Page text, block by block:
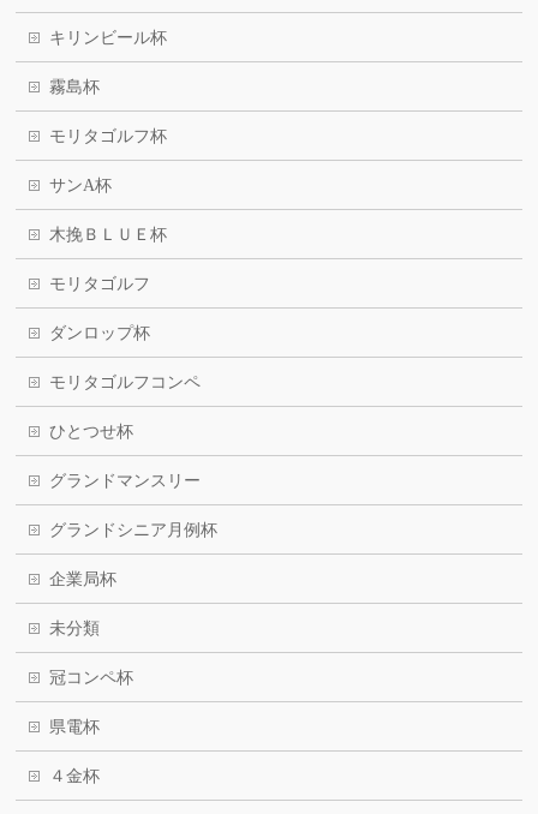
キリンビール杯
霧島杯
モリタゴルフ杯
サンA杯
木挽ＢＬＵＥ杯
モリタゴルフ
ダンロップ杯
モリタゴルフコンペ
ひとつせ杯
グランドマンスリー
グランドシニア月例杯
企業局杯
未分類
冠コンペ杯
県電杯
４金杯